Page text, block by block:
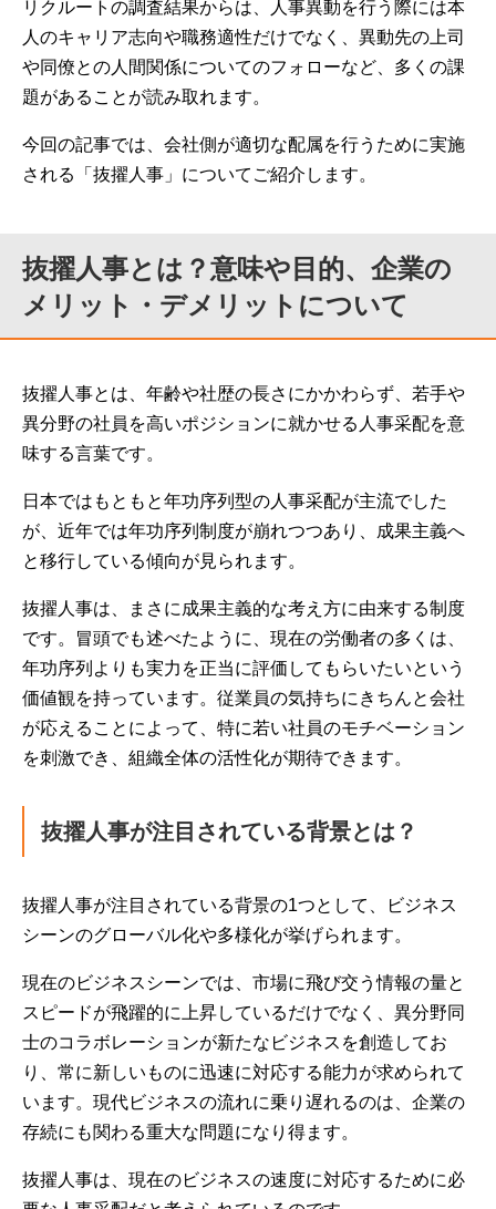
リクルートの調査結果からは、人事異動を行う際には本
人のキャリア志向や職務適性だけでなく、異動先の上司
や同僚との人間関係についてのフォローなど、多くの課
題があることが読み取れます。
今回の記事では、会社側が適切な配属を行うために実施
される「抜擢人事」についてご紹介します。
抜擢人事とは？意味や目的、企業の
メリット・デメリットについて
抜擢人事とは、年齢や社歴の長さにかかわらず、若手や
異分野の社員を高いポジションに就かせる人事采配を意
味する言葉です。
日本ではもともと年功序列型の人事采配が主流でした
が、近年では年功序列制度が崩れつつあり、成果主義へ
と移行している傾向が見られます。
抜擢人事は、まさに成果主義的な考え方に由来する制度
です。冒頭でも述べたように、現在の労働者の多くは、
年功序列よりも実力を正当に評価してもらいたいという
価値観を持っています。従業員の気持ちにきちんと会社
が応えることによって、特に若い社員のモチベーション
を刺激でき、組織全体の活性化が期待できます。
抜擢人事が注目されている背景とは？
抜擢人事が注目されている背景の1つとして、ビジネス
シーンのグローバル化や多様化が挙げられます。
現在のビジネスシーンでは、市場に飛び交う情報の量と
スピードが飛躍的に上昇しているだけでなく、異分野同
士のコラボレーションが新たなビジネスを創造してお
り、常に新しいものに迅速に対応する能力が求められて
います。現代ビジネスの流れに乗り遅れるのは、企業の
存続にも関わる重大な問題になり得ます。
抜擢人事は、現在のビジネスの速度に対応するために必